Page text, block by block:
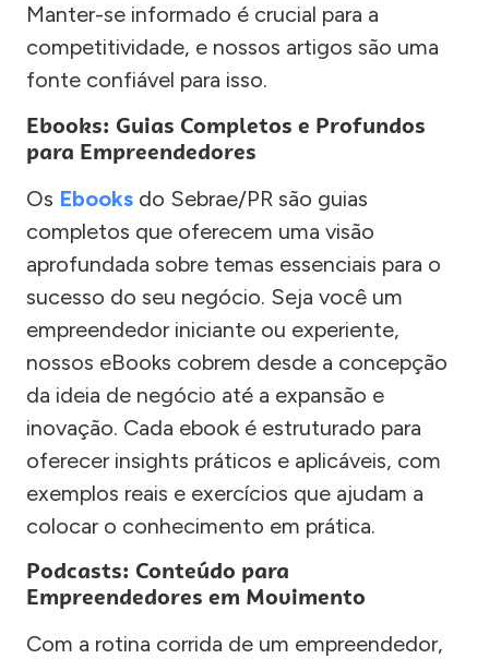
Manter-se informado é crucial para a
competitividade, e nossos artigos são uma
fonte confiável para isso.
Ebooks: Guias Completos e Profundos
para Empreendedores
Os Ebooks do Sebrae/PR são guias
completos que oferecem uma visão
aprofundada sobre temas essenciais para o
sucesso do seu negócio. Seja você um
empreendedor iniciante ou experiente,
nossos eBooks cobrem desde a concepção
da ideia de negócio até a expansão e
inovação. Cada ebook é estruturado para
oferecer insights práticos e aplicáveis, com
exemplos reais e exercícios que ajudam a
colocar o conhecimento em prática.
Podcasts: Conteúdo para
Empreendedores em Movimento
Com a rotina corrida de um empreendedor,